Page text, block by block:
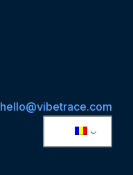
hello@vibetrace.com